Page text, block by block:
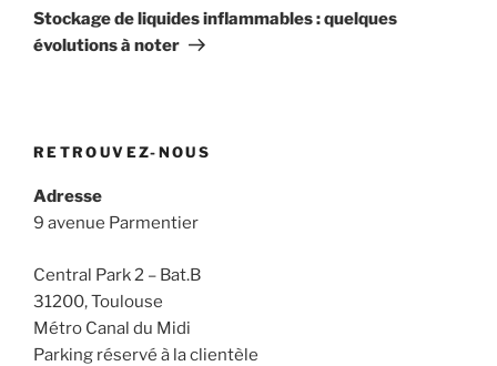
suivant
Stockage de liquides inflammables : quelques
évolutions à noter
RETROUVEZ-NOUS
Adresse
9 avenue Parmentier
Central Park 2 – Bat.B
31200, Toulouse
Métro Canal du Midi
Parking réservé à la clientèle